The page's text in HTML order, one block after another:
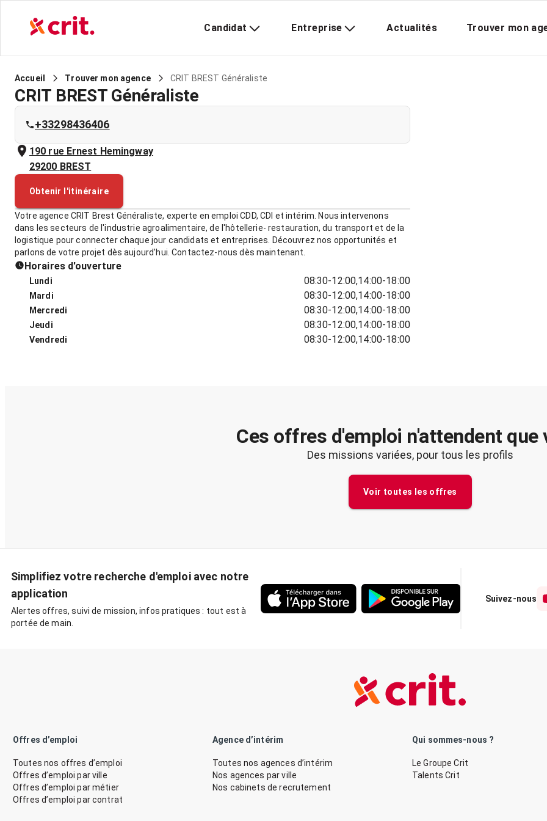
Candidat Entreprise Actualités Trouver mon
Accueil Trouver mon agence CRIT BREST Généraliste
CRIT BREST Généraliste
+33298436406
190 rue Ernest Hemingway
29200 BREST
Obtenir l'itinéraire
Votre agence CRIT Brest Généraliste, experte en emploi CDD, CDI et intérim. Nous intervenons
dans les secteurs de l'industrie agroalimentaire, de l'hôtellerie- restauration, du transport et de la
logistique pour connecter chaque jour candidats et entreprises. Découvrez nos opportunités et
parlons de votre projet dès aujourd’hui. Contactez-nous dès maintenant.
Horaires d'ouverture
Lundi 08:30-12:00,14:00-18:00
Mardi 08:30-12:00,14:00-18:00
Mercredi 08:30-12:00,14:00-18:00
Jeudi 08:30-12:00,14:00-18:00
Vendredi 08:30-12:00,14:00-18:00
Ces offres d'emploi n'attendent que
Des missions variées, pour tous les profils
Voir toutes les offres
Simplifiez votre recherche d'emploi avec notre
application
Alertes offres, suivi de mission, infos pratiques : tout est à
portée de main.
Suivez-nous
Offres d’emploi
Toutes nos offres d’emploi
Offres d’emploi par ville
Offres d’emploi par métier
Offres d’emploi par contrat
Agence d’intérim
Toutes nos agences d’intérim
Nos agences par ville
Nos cabinets de recrutement
Qui sommes-nous ?
Le Groupe Crit
Talents Crit